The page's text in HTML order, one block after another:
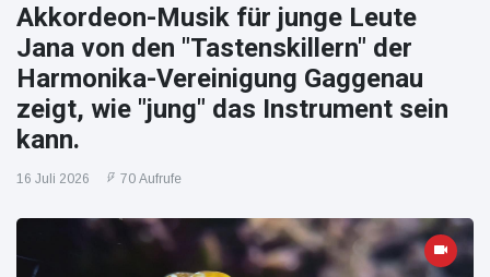
Akkordeon-Musik für junge Leute
Jana von den "Tastenskillern" der
Harmonika-Vereinigung Gaggenau
zeigt, wie "jung" das Instrument sein
kann.
16 Juli 2026 70 Aufrufe